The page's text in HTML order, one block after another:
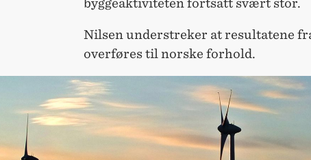
byggeaktiviteten fortsatt svært stor.
Nilsen understreker at resultatene
overføres til norske forhold.